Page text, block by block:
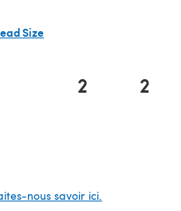
Size
2 2
nous savoir ici.